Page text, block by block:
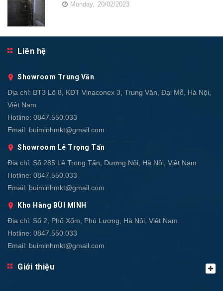
Monday, 20/02/2023
Liên hệ
Showroom Trung Văn
Địa chỉ: BT3 Lô 8, KĐT Vinaconex 3, Trung Văn, Đại Mỗ, Hà Nội,
Việt Nam
Hotline: 0847.550.033
Email: buiminhmkt@gmail.com
Showroom Lê Trọng Tấn
Địa chỉ: Số 285 Lê Trọng Tấn, Dương Nội, Hà Nội, Việt Nam
Hotline: 0847.550.033
Email: buiminhmkt@gmail.com
Kho Hàng BÙI MINH
Địa chỉ: Số 2, Phố Xốm, Phú Lương, Hà Nội, Việt Nam
Hotline: 0847.550.033
Email: buiminhmkt@gmail.com
Giới thiệu